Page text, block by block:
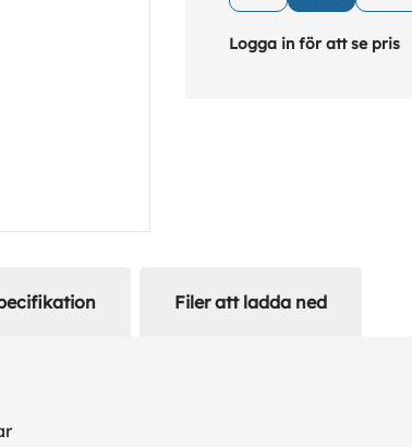
Logga in för att se pris
Filer att ladda ned